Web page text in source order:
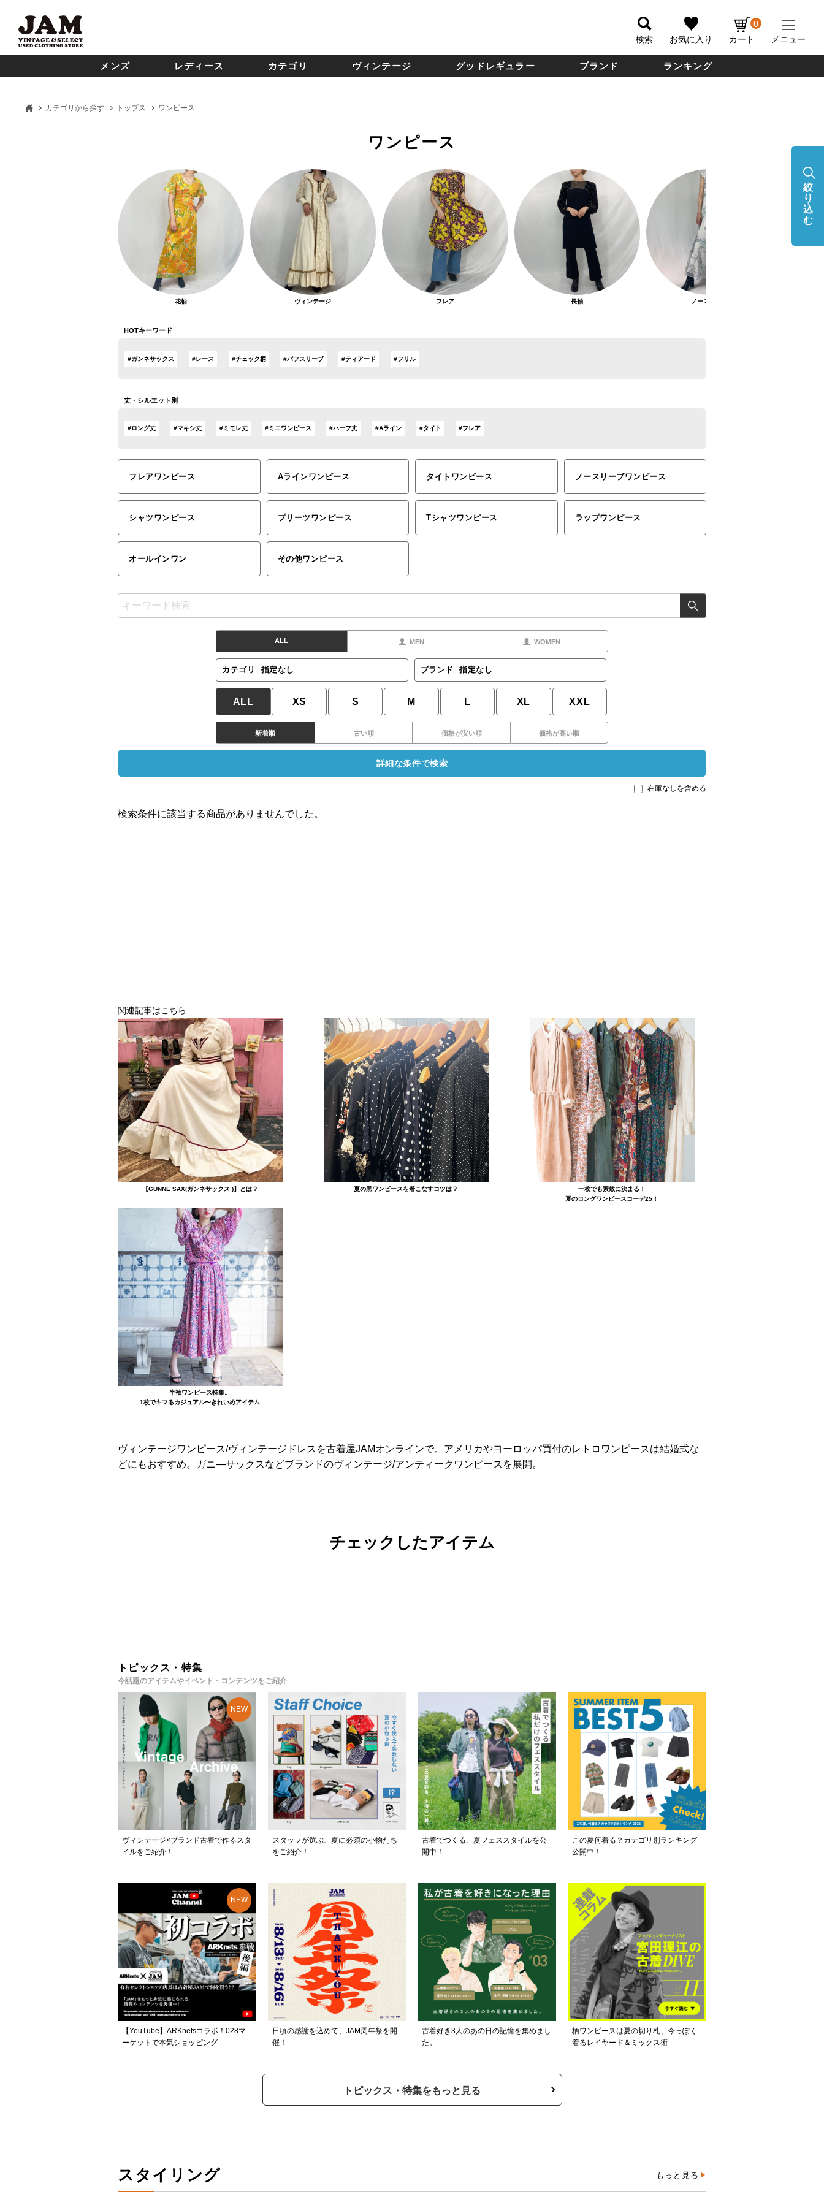
検索 お気に入り カート
0
メニュー
メンズ レディース カテゴリ ヴィンテージ グッドレギュラー ブランド ランキング
カテゴリから探す トップス ワンピース
ワンピース
花柄 ヴィンテージ フレア 長袖 ノースリーブ
HOTキーワード
#ガンネサックス #レース #チェック柄 #パフスリーブ #ティアード #フリル
丈・シルエット別
#ロング丈 #マキシ丈 #ミモレ丈 #ミニワンピース #ハーフ丈 #Aライン #タイト #フレア
フレアワンピース Aラインワンピース タイトワンピース ノースリーブワンピース
シャツワンピース プリーツワンピース Tシャツワンピース ラップワンピース
オールインワン その他ワンピース
ALL MEN WOMEN
カテゴリ 指定なし ブランド 指定なし
ALL XS S M L XL XXL
新着順 古い順 価格が安い順 価格が高い順
詳細な条件で検索
在庫なしを含める
検索条件に該当する商品がありませんでした。
関連記事はこちら
【GUNNE SAX(ガンネサックス )】とは？ 夏の黒ワンピースを着こなすコツは？
一枚でも素敵に決まる！
夏のロングワンピースコーデ25！
半袖ワンピース特集。
1枚でキマるカジュアル〜きれいめアイテム
ヴィンテージワンピース/ヴィンテージドレスを古着屋JAMオンラインで。アメリカやヨーロッパ買付のレトロワンピースは結婚式な
どにもおすすめ。ガニ―サックスなどブランドのヴィンテージ/アンティークワンピースを展開。
チェックしたアイテム
トピックス・特集
今話題のアイテムやイベント・コンテンツをご紹介
ヴィンテージ×ブランド古着で作るスタ
イルをご紹介！
スタッフが選ぶ、夏に必須の小物たち
をご紹介！
古着でつくる、夏フェススタイルを公
開中！
この夏何着る？カテゴリ別ランキング
公開中！
【YouTube】ARKnetsコラボ！028マ
ーケットで本気ショッピング
日頃の感謝を込めて、JAM周年祭を開
催！
古着好き3人のあの日の記憶を集めまし
た。
柄ワンピースは夏の切り札、今っぽく
着るレイヤード＆ミックス術
トピックス・特集をもっと見る
スタイリング もっと見る
絞
り
込
む